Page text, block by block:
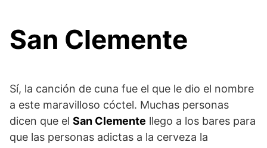
San Clemente
Sí, la canción de cuna fue el que le dio el nombre
a este maravilloso cóctel. Muchas personas
dicen que el San Clemente llego a los bares para
que las personas adictas a la cerveza la